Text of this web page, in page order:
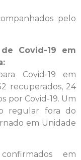
pelo
Covid-19 em
Covid-19 em
recuperados, 24
por Covid-19. Um
regular fora do
em Unidade
em